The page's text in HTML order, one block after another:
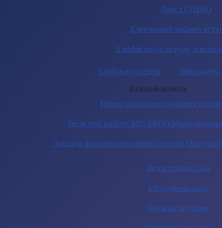
Дані з ЄДЕБО
Електроний кабінет
5 міфів щодо вступу для
Здобувачу освіти
Викладачу
Базовий коледж
Плани роботи методичних
Звіти про роботу МО ЗФПО
Заклади фахової передвищої освіти
Педагогічна рада
Методична рада
Наукові видання